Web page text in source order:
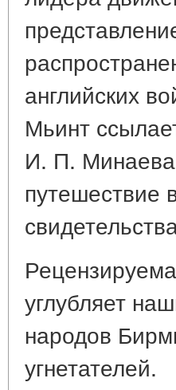
английских
Мьинт
И. П.
путешествие
углубляет
народов
угнетателей.